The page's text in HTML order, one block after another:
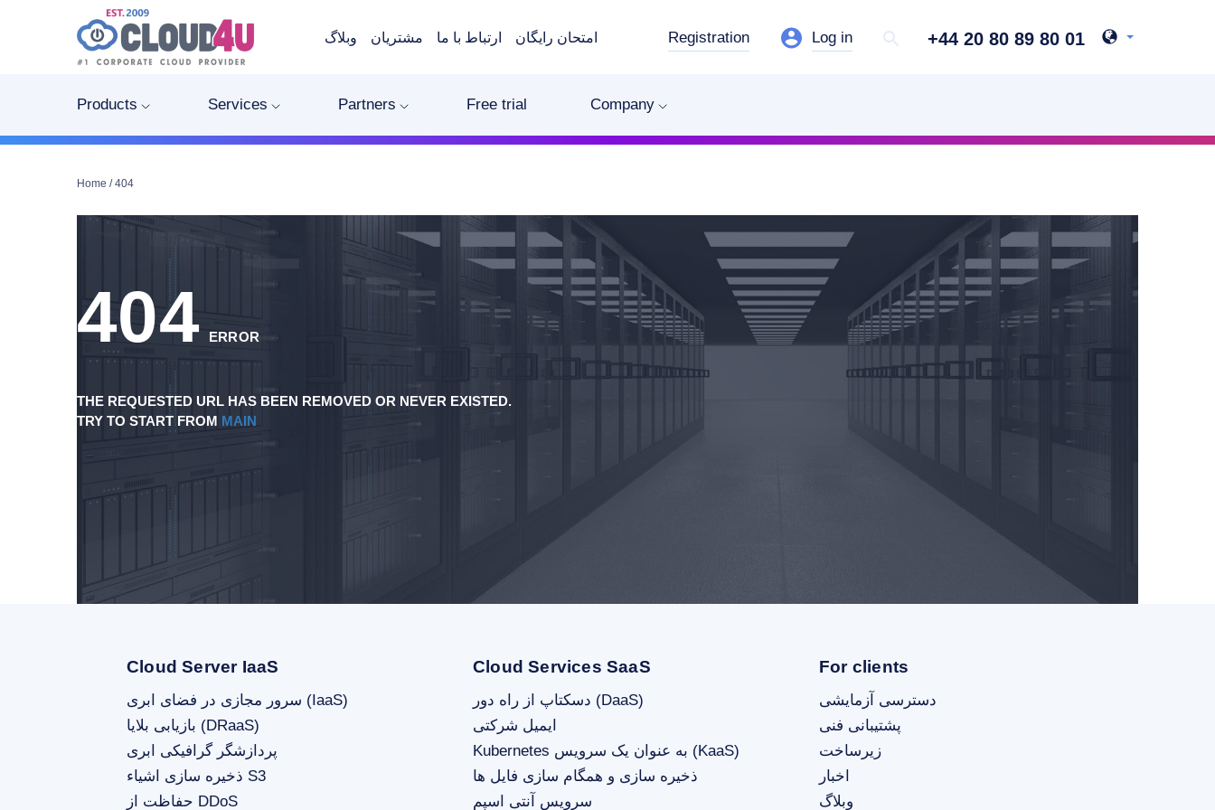
وبلاگ مشتریان ارتباط با ما امتحان رایگان Registration Log in +44 20 80 89 80 01
Products Services Partners Free trial Company
Home /404
404 ERROR
THE REQUESTED URL HAS BEEN REMOVED OR NEVER EXISTED.
TRY TO START FROM MAIN
Cloud Server IaaS
سرور مجازی در فضای ابری (IaaS)
بازیابی بلایا (DRaaS)
پردازشگر گرافیکی ابری
ذخیره سازی اشیاء S3
حفاظت از DDoS
Cloud Services SaaS
دسکتاپ از راه دور (DaaS)
ایمیل شرکتی
Kubernetes به عنوان یک سرویس (KaaS)
ذخیره سازی و همگام سازی فایل ها
سرویس آنتی اسپم
For clients
دسترسی آزمایشی
پشتیبانی فنی
زیرساخت
اخبار
وبلاگ